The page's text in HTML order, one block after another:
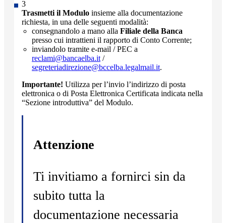
Trasmetti il Modulo insieme alla documentazione
richiesta, in una delle seguenti modalità:
consegnandolo a mano alla Filiale della Banca
presso cui intrattieni il rapporto di Conto Corrente;
inviandolo tramite e-mail / PEC a
reclami@bancaelba.it /
segreteriadirezione@bccelba.legalmail.it.
Importante! Utilizza per l’invio l’indirizzo di posta
elettronica o di Posta Elettronica Certificata indicata nella
“Sezione introduttiva” del Modulo.
Attenzione
Ti invitiamo a fornirci sin da
subito tutta la
documentazione necessaria